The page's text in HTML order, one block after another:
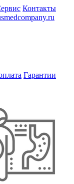
Контакты
Гарантии